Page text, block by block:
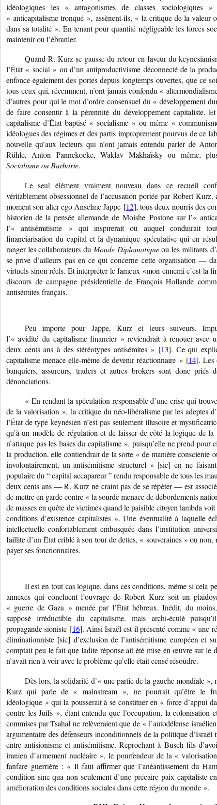
idéologiques les « antagonismes de classes sociologiques
« anticapitalisme tronqué », assènent-ils, « la critique de la valeur
dans sa totalité ». En tenant pour quantité négligeable les forces
maintenir ou l’ébranler.
Quand R. Kurz se gausse du retour en faveur du
l’État « social » ou d’un antiproductivisme déconnecté de la
enfonce également des portes depuis longtemps ouvertes, que ce
tous ceux qui, récemment, n’ont jamais confondu «
d’autres pour qui le mot d’ordre consensuel du « développement
de faire consentir à la pérennité du développement capitaliste.
capitalisme d’État baptisé « socialisme » ou même «
idéologues des régimes et des partis improprement pourvus de ce
nouvelle qu’aux lecteurs qui n’ont jamais entendu parler de
Rühle, Anton Pannekoeke, Waklav Makhaïsky ou même,
Socialisme ou Barbarie.
Le seul élément vraiment nouveau dans ce recueil
véritablement obsessionnel de l’accusation portée par Robert
moment son alter ego Anselme Jappe [12], tous deux nourris des
historien de la pensée allemande de Moishe Postone sur l’«
l’« antisémitisme » qui inspirerait ou auquel conduirait
financiarisation du capital et la dynamique spéculative qui en
ranger les collaborateurs du Monde Diplomatiqueou les militants
se prive d’ailleurs pas en ce qui concerne cette organisation —
virtuels sinon réels. Et interpréter le fameux «mon ennemi c’est la
discours de campagne présidentielle de François Hollande
antisémites français.
Peu importe pour Jappe, Kurz et leurs suiveurs.
l’« avidité du capitalisme financier » reviendrait à renouer avec
deux cents ans à des stéréotypes antisémites » [13]. Ce qui
capitalisme menace elle-même de devenir réactionnaire » [14]. Les
banquiers, assureurs, traders et autres brokers sont donc
dénonciations.
« En rendant la spéculation responsable d’une crise qui
de la valorisation », la critique du néo-libéralisme par les adeptes
l’État de type keynésien n’est pas seulement illusoire et
qu’à un modèle de régulation et de laisser de côté la logique de
n’attaque pas les bases du capitalisme », puisqu’elle ne prend
la production, elle contiendrait de la sorte « de manière consciente
involontairement, un antisémitisme structurel » [sic] en ne
populaire du “ capital accapareur ” rendu responsable de tous les
deux cents ans — R. Kurz ne craint pas de se répéter — est
de mettre en garde contre « la sourde menace de débordements
de masses en quête de victimes quand le paisible citoyen lambda
conditions d’existence capitalistes ». Une éventualité à laquelle
intellectuelle confortablement embusquée dans l’institution
faillite d’un État criblé à son tour de dettes, « souveraines » ou non,
payer ses fonctionnaires.
Il est en tout cas logique, dans ces conditions, même si cela
annexes qui concluent l’ouvrage de Robert Kurz soit un
« guerre de Gaza » menée par l’État hébreux. Inédit, du
supposé irréductible du capitalisme, mais archi-éculé
propagande sioniste [16]. Ainsi Israël est-il présenté comme « une
éliminationniste [sic] d’exclusion de l’antisémitisme européen et
comptait peu le fait que ladite réponse ait été mise en œuvre sur le
n’avait rien à voir avec le problème qu’elle était censé résoudre.
Dès lors, la solidarité d’« une partie de la gauche mondiale »,
Kurz qui parle de « mainstream », ne pourrait qu’être le
idéologique » qui la pousserait à se constituer en « force d’appui
contre les Juifs », étant entendu que l’occupation, la colonisation
commises par Tsahal ne relèveraient que de « l’autodéfense
argumentaire des défenseurs inconditionnels de la politique d’Israël
entre antisionisme et antisémitisme. Reprochant à Busch fils
iranien d’armement nucléaire », le pourfendeur de la «
fanfare guerrière : « Il faut affirmer que l’anéantissement du
condition sine qua non seulement d’une précaire paix capitaliste
amélioration des conditions sociales dans cette région du monde ».